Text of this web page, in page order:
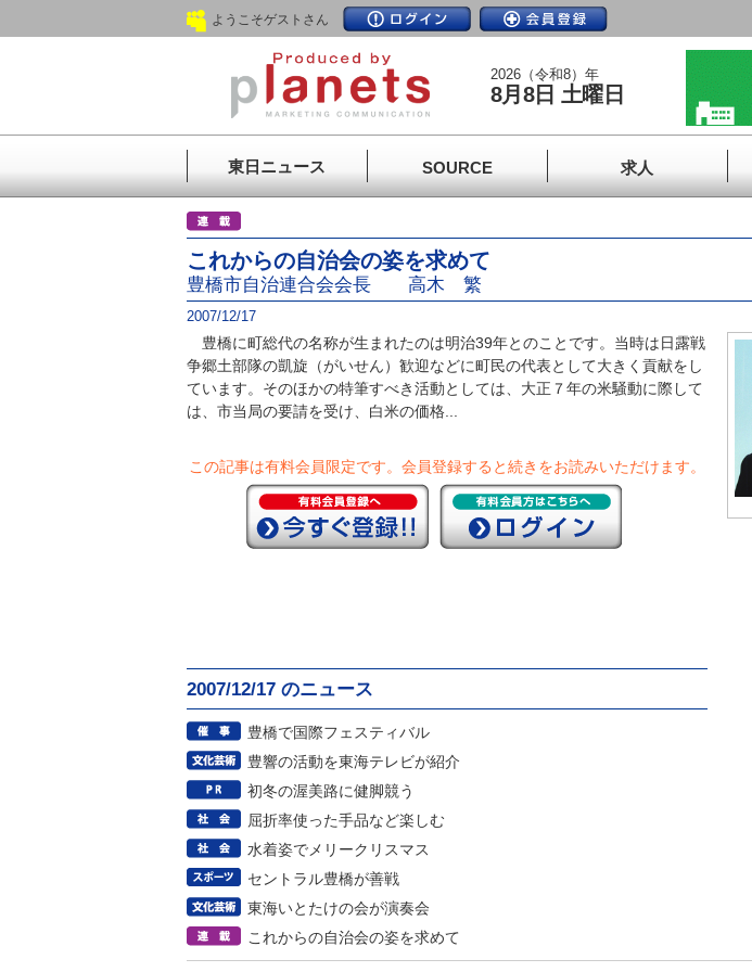
ようこそゲストさん
2026（令和8）年
8月8日 土曜日
東日ニュース SOURCE 求人
これからの自治会の姿を求めて
豊橋市自治連合会会長 高木 繁
2007/12/17
豊橋に町総代の名称が生まれたのは明治39年とのことです。当時は日露戦
争郷土部隊の凱旋（がいせん）歓迎などに町民の代表として大きく貢献をし
ています。そのほかの特筆すべき活動としては、大正７年の米騒動に際して
は、市当局の要請を受け、白米の価格...
この記事は有料会員限定です。 会員登録すると続きをお読みいただけます。
2007/12/17 のニュース
豊橋で国際フェスティバル
豊響の活動を東海テレビが紹介
初冬の渥美路に健脚競う
屈折率使った手品など楽しむ
水着姿でメリークリスマス
セントラル豊橋が善戦
東海いとたけの会が演奏会
これからの自治会の姿を求めて